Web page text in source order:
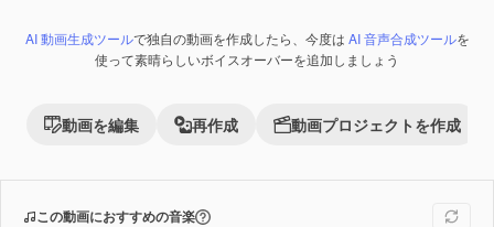
Premium
AI 動画生成ツールで独自の動画を作成したら、今度は AI 音声合成ツールを
使って素晴らしいボイスオーバーを追加しましょう
動画を編集 再作成 動画プロジェクトを作成
この動画におすすめの音楽